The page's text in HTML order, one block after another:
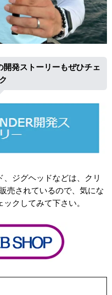
発ストーリーもぜひチェ
ジグヘッドなどは、クリ
売されているので、気にな
クしてみて下さい。